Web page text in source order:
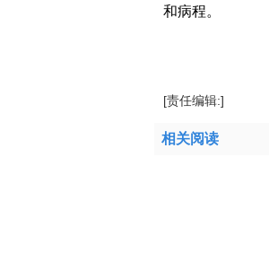
和病程。
[责任编辑:]
相关阅读